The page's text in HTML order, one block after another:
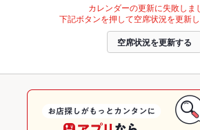
カレンダーの更新に失敗しま
下記ボタンを押して空席状況を更新し
空席状況を更新する